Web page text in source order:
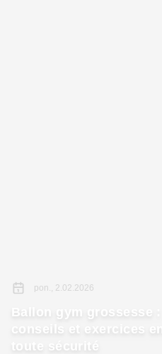
pon., 2.02.2026
Ballon gym grossesse :
conseils et exercices en
toute sécurité